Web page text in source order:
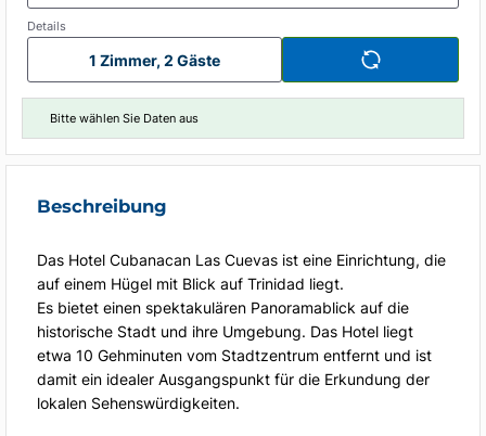
Details
1 Zimmer, 2 Gäste
Bitte wählen Sie Daten aus
Beschreibung
Das Hotel Cubanacan Las Cuevas ist eine Einrichtung, die
auf einem Hügel mit Blick auf Trinidad liegt.
Es bietet einen spektakulären Panoramablick auf die
historische Stadt und ihre Umgebung. Das Hotel liegt
etwa 10 Gehminuten vom Stadtzentrum entfernt und ist
damit ein idealer Ausgangspunkt für die Erkundung der
lokalen Sehenswürdigkeiten.